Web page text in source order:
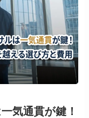
気通貫が鍵！